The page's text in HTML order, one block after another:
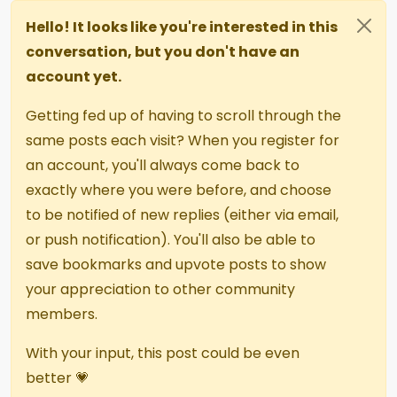
Hello! It looks like you're interested in this
conversation, but you don't have an
account yet.
Getting fed up of having to scroll through the
same posts each visit? When you register for
an account, you'll always come back to
exactly where you were before, and choose
to be notified of new replies (either via email,
or push notification). You'll also be able to
save bookmarks and upvote posts to show
your appreciation to other community
members.
With your input, this post could be even
better 💗